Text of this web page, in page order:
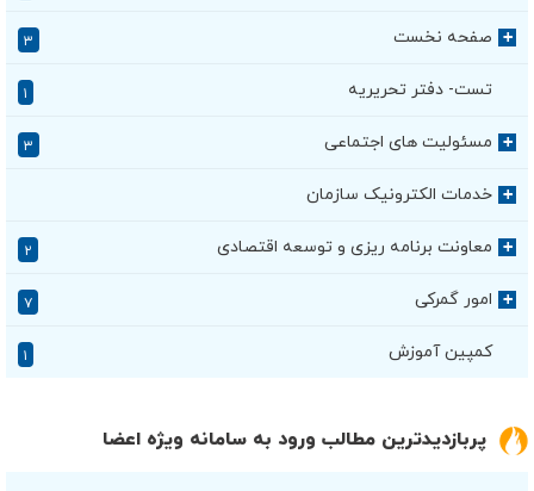
+ صفحه نخست ۳
تست- دفتر تحریریه
+ مسئولیت های اجتماعی ۳
+ خدمات الکترونیک سازمان
+ معاونت برنامه ریزی و توسعه اقتصادی ۲
+ امور گمرکی ۷
کمپین آموزش
پربازدیدترین مطالب ورود به سامانه ویژه اعضا